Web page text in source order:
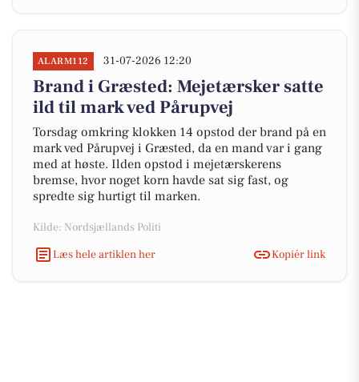
ALARM112 31-07-2026 12:20
Brand i Græsted: Mejetærsker satte
ild til mark ved Pårupvej
Torsdag omkring klokken 14 opstod der brand på en
mark ved Pårupvej i Græsted, da en mand var i gang
med at høste. Ilden opstod i mejetærskerens
bremse, hvor noget korn havde sat sig fast, og
spredte sig hurtigt til marken.
Kilde: Nordsjællands Politi
Læs hele artiklen her
Kopiér link